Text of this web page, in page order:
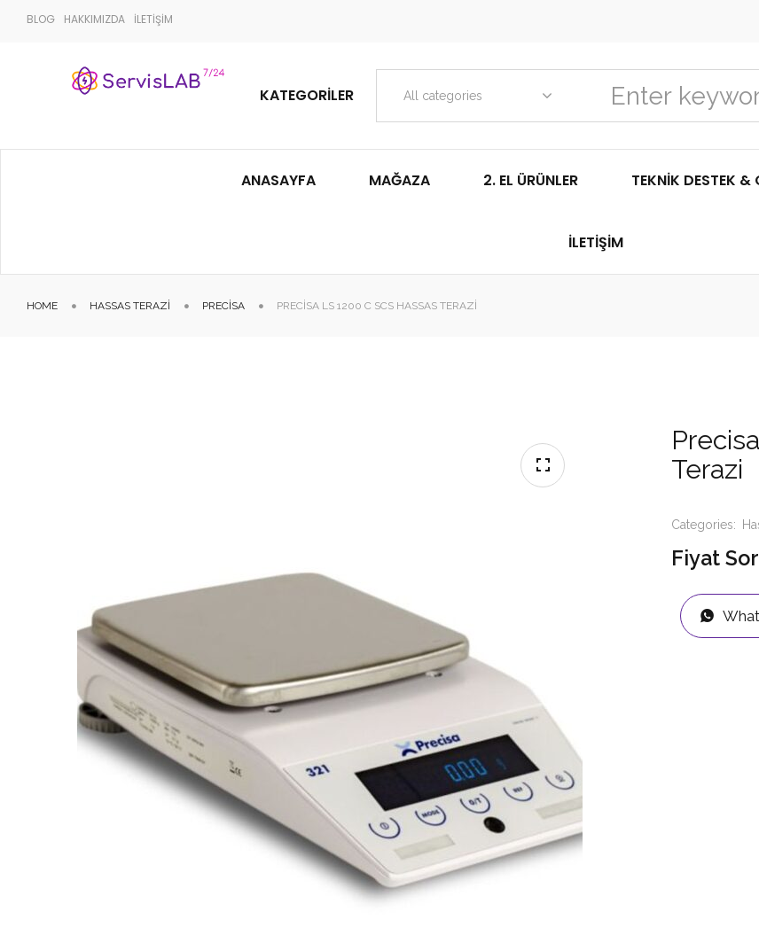
BLOG HAKKIMIZDA İLETİŞİM
KATEGORILER All categories
ANASAYFA MAĞAZA 2. EL ÜRÜNLER TEKNIK DESTEK &
İLETIŞIM
HOME HASSAS TERAZI PRECISA PRECISA LS 1200 C SCS HASSAS TERAZI
Terazi
Categories:
Fiyat